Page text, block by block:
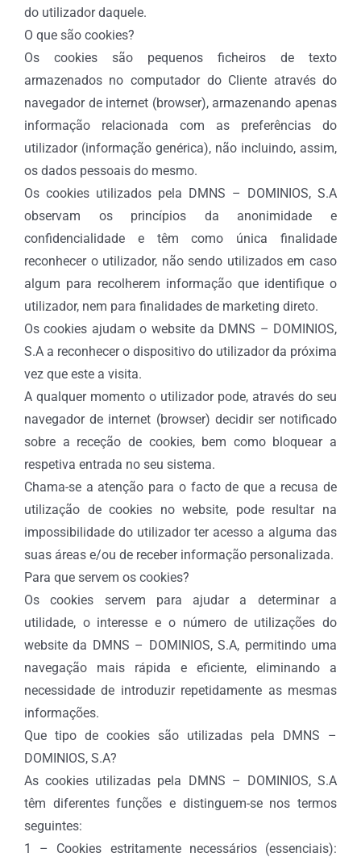
do utilizador daquele.
O que são cookies?
Os cookies são pequenos ficheiros de texto
armazenados no computador do Cliente através do
navegador de internet (browser), armazenando apenas
informação relacionada com as preferências do
utilizador (informação genérica), não incluindo, assim,
os dados pessoais do mesmo.
Os cookies utilizados pela DMNS – DOMINIOS, S.A
observam os princípios da anonimidade e
confidencialidade e têm como única finalidade
reconhecer o utilizador, não sendo utilizados em caso
algum para recolherem informação que identifique o
utilizador, nem para finalidades de marketing direto.
Os cookies ajudam o website da DMNS – DOMINIOS,
S.A a reconhecer o dispositivo do utilizador da próxima
vez que este a visita.
A qualquer momento o utilizador pode, através do seu
navegador de internet (browser) decidir ser notificado
sobre a receção de cookies, bem como bloquear a
respetiva entrada no seu sistema.
Chama-se a atenção para o facto de que a recusa de
utilização de cookies no website, pode resultar na
impossibilidade do utilizador ter acesso a alguma das
suas áreas e/ou de receber informação personalizada.
Para que servem os cookies?
Os cookies servem para ajudar a determinar a
utilidade, o interesse e o número de utilizações do
website da DMNS – DOMINIOS, S.A, permitindo uma
navegação mais rápida e eficiente, eliminando a
necessidade de introduzir repetidamente as mesmas
informações.
Que tipo de cookies são utilizadas pela DMNS –
DOMINIOS, S.A?
As cookies utilizadas pela DMNS – DOMINIOS, S.A
têm diferentes funções e distinguem-se nos termos
seguintes:
1 – Cookies estritamente necessários (essenciais):